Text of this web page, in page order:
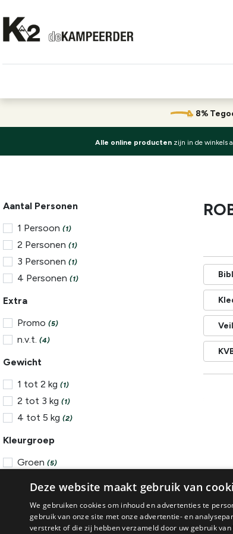
8%
Alle online producten zijn in de winkels
Aantal Personen
1 Persoon (1)
2 Personen (1)
3 Personen (1)
4 Personen (1)
Extra
Promo (5)
n.v.t. (4)
Gewicht
1 tot 2 kg (1)
2 tot 3 kg (1)
4 tot 5 kg (2)
Kleurgroep
Groen (5)
Potten
(1)
Deze website maakt gebruik van
We gebruiken cookies om inhoud en advertenties te
gebruik van onze site met onze advertentie- en
verstrekt of die zij hebben verzameld door uw gebruik